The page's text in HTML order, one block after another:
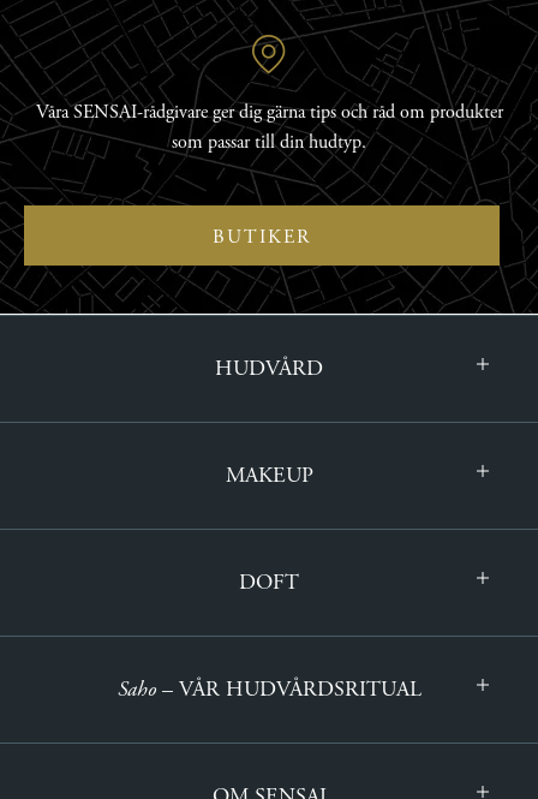
Våra SENSAI-rådgivare ger dig gärna tips och råd om produkter
som passar till din hudtyp.
BUTIKER
HUDVÅRD
MAKEUP
DOFT
Saho– VÅR HUDVÅRDSRITUAL